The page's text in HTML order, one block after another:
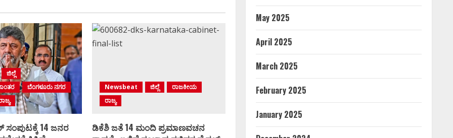
ಜಿಲ್ಲೆ
ಬೆಂಗಳೂರು ನಗರ
14 ಜನರ
Newsbeat ಜಿಲ್ಲೆ
ರಾಜಕೀಯ
ರಾಜ್ಯ
ಡಿಕೆಶಿ ಜತೆ 14 ಮಂದಿ ಪ್ರಮಾಣವಚನ
May 2025
April 2025
March 2025
February 2025
January 2025